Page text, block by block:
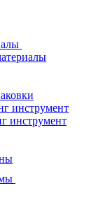
инструмент
инструмент